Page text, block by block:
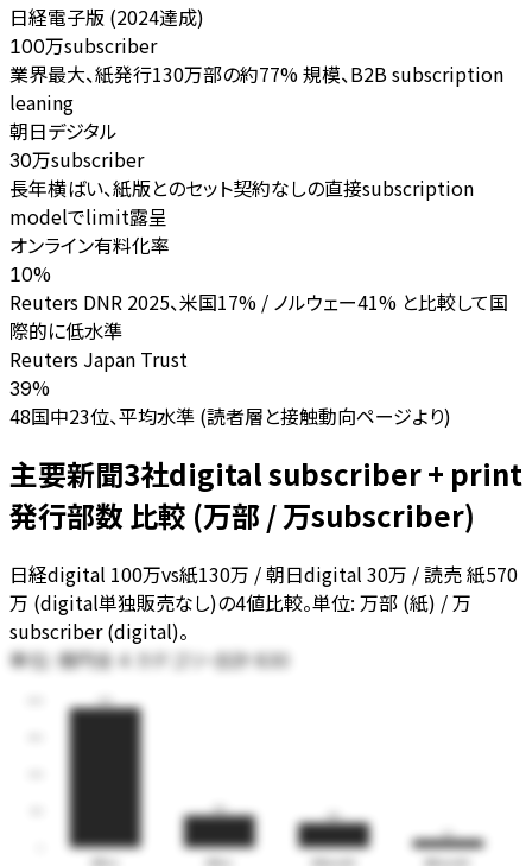
日経電子版 (2024達成)
100万subscriber
業界最大、紙発行130万部の約77% 規模、B2B subscription
leaning
朝日デジタル
30万subscriber
長年横ばい、紙版とのセット契約なしの直接subscription
modelでlimit露呈
オンライン有料化率
10%
Reuters DNR 2025、米国17% / ノルウェー41% と比較して国
際的に低水準
Reuters Japan Trust
39%
48国中23位、平均水準 (読者層と接触動向ページより)
主要新聞3社digital subscriber + print
発行部数 比較 (万部 / 万subscriber)
日経digital 100万vs紙130万 / 朝日digital 30万 / 読売 紙570
万 (digital単独販売なし)の4値比較。単位: 万部 (紙) / 万
subscriber (digital)。
単位:億円全4カテゴリ・合計 830
570
100
30